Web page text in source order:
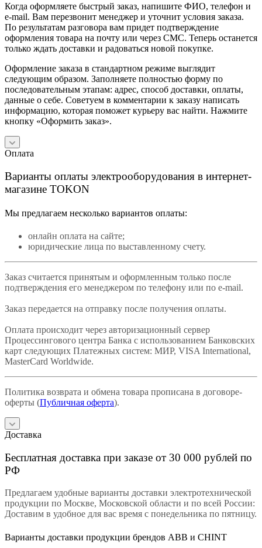
Когда оформляете быстрый заказ, напишите ФИО, телефон и
e-mail. Вам перезвонит менеджер и уточнит условия заказа.
По результатам разговора вам придет подтверждение
оформления товара на почту или через СМС. Теперь останется
только ждать доставки и радоваться новой покупке.
Оформление заказа в стандартном режиме выглядит
следующим образом. Заполняете полностью форму по
последовательным этапам: адрес, способ доставки, оплаты,
данные о себе. Советуем в комментарии к заказу написать
информацию, которая поможет курьеру вас найти. Нажмите
кнопку «Оформить заказ».
Оплата
Варианты оплаты электрооборудования в интернет-
магазине TOKON
Мы предлагаем несколько вариантов оплаты:
онлайн оплата на сайте;
юридические лица по выставленному счету.
Заказ считается принятым и оформленным только после
подтверждения его менеджером по телефону или по e-mail.
Заказ передается на отправку после получения оплаты.
Оплата происходит через авторизационный сервер
Процессингового центра Банка с использованием Банковских
карт следующих Платежных систем: МИР, VISA International,
MasterCard Worldwide.
Политика возврата и обмена товара прописана в договоре-
оферты (Публичная оферта).
Доставка
Бесплатная доставка при заказе от 30 000 рублей по
РФ
Предлагаем удобные варианты доставки электротехнической
продукции по Москве, Московской области и по всей России:
Доставим в удобное для вас время с понедельника по пятницу.
Варианты доставки продукции брендов ABB и CHINT